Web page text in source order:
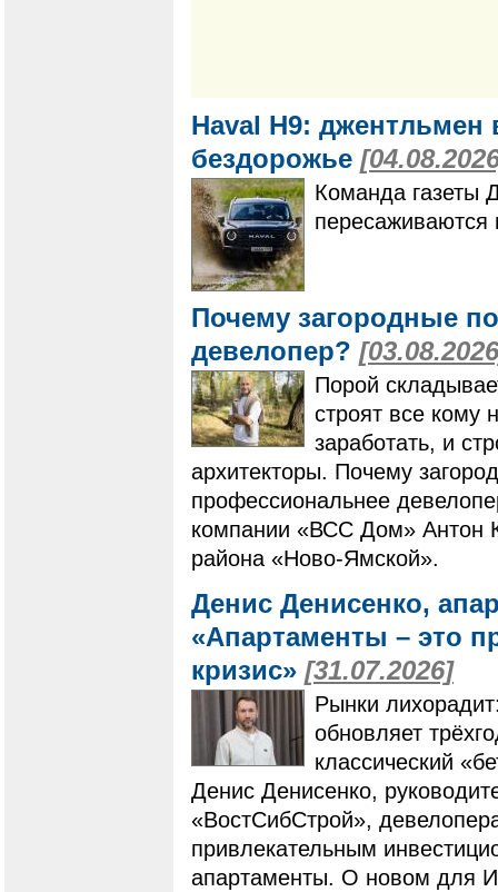
Haval H9: джентльмен
бездорожье
Команда газеты
пересаживаются
Почему загородные
девелопер?
Порой
строят все
заработать, и
архитекторы. Почему
профессиональнее
компании «ВСС Дом» Антон
района «Ново-Ямской».
Денис Денисенко,
«Апартаменты – это
кризис» [31.07.2026]
Рынки
обновляет
классический
Денис Денисенко,
«ВостСибСтрой»,
привлекательным
апартаменты. О новом для